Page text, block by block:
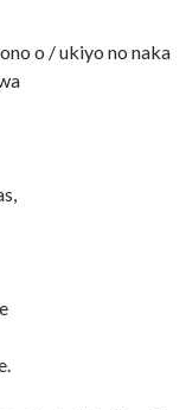
o / ukiyo no naka